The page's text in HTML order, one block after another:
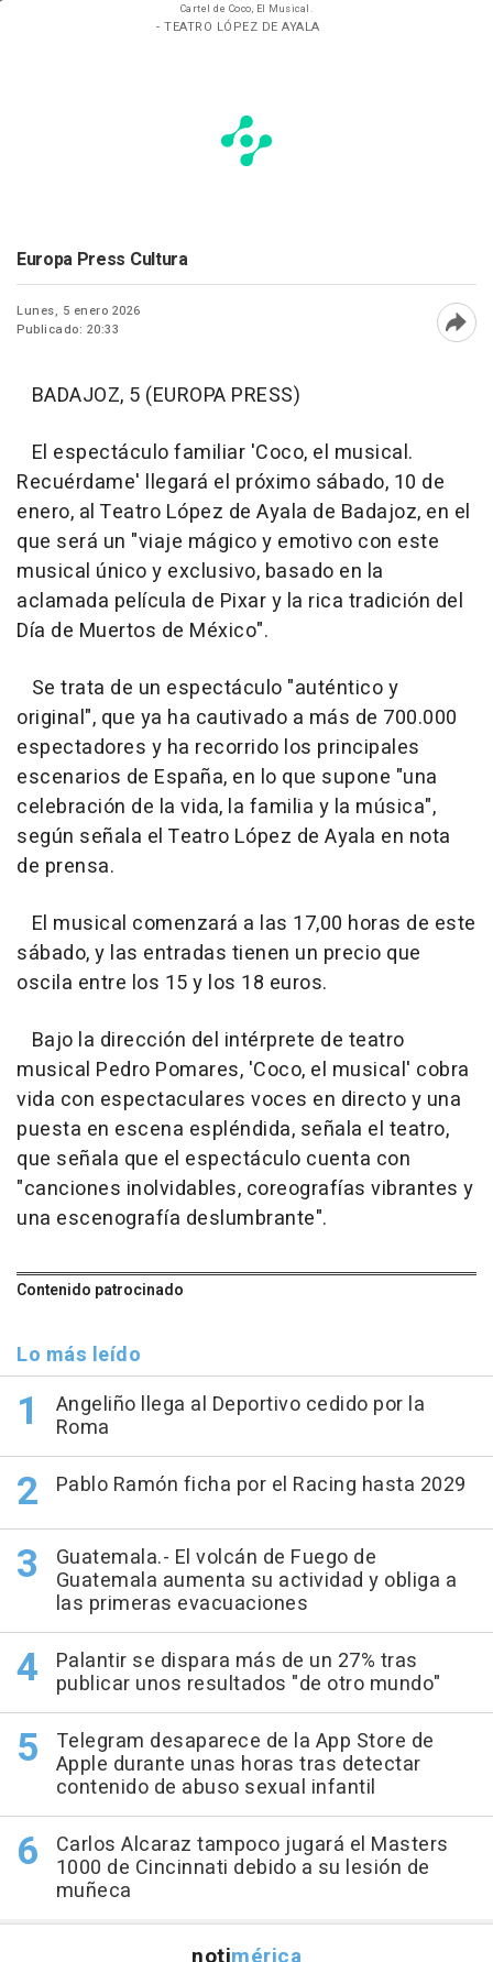
Cartel de Coco, El Musical.
- TEATRO LÓPEZ DE AYALA
Europa Press Cultura
Lunes, 5 enero 2026
Publicado: 20:33
BADAJOZ, 5 (EUROPA PRESS)
El espectáculo familiar 'Coco, el musical.
Recuérdame' llegará el próximo sábado, 10 de
enero, al Teatro López de Ayala de Badajoz, en el
que será un "viaje mágico y emotivo con este
musical único y exclusivo, basado en la
aclamada película de Pixar y la rica tradición del
Día de Muertos de México".
Se trata de un espectáculo "auténtico y
original", que ya ha cautivado a más de 700.000
espectadores y ha recorrido los principales
escenarios de España, en lo que supone "una
celebración de la vida, la familia y la música",
según señala el Teatro López de Ayala en nota
de prensa.
El musical comenzará a las 17,00 horas de este
sábado, y las entradas tienen un precio que
oscila entre los 15 y los 18 euros.
Bajo la dirección del intérprete de teatro
musical Pedro Pomares, 'Coco, el musical' cobra
vida con espectaculares voces en directo y una
puesta en escena espléndida, señala el teatro,
que señala que el espectáculo cuenta con
"canciones inolvidables, coreografías vibrantes y
una escenografía deslumbrante".
Contenido patrocinado
Lo más leído
Angeliño llega al Deportivo cedido por la
Roma
Pablo Ramón ficha por el Racing hasta 2029
Guatemala.- El volcán de Fuego de
Guatemala aumenta su actividad y obliga a
las primeras evacuaciones
Palantir se dispara más de un 27% tras
publicar unos resultados "de otro mundo"
Telegram desaparece de la App Store de
Apple durante unas horas tras detectar
contenido de abuso sexual infantil
Carlos Alcaraz tampoco jugará el Masters
1000 de Cincinnati debido a su lesión de
muñeca